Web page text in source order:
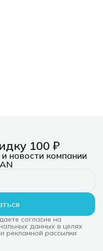
100 ₽
новости компании
согласие на
данных в целях
рекламной рассылки